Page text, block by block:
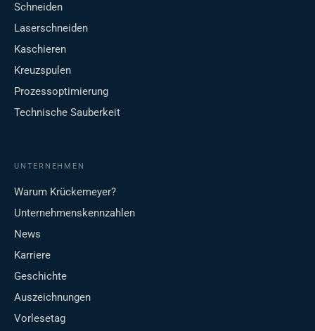
Schneiden
Laserschneiden
Kaschieren
Kreuzspulen
Prozessoptimierung
Technische Sauberkeit
UNTERNEHMEN
Warum Krückemeyer?
Unternehmenskennzahlen
News
Karriere
Geschichte
Auszeichnungen
Vorlesetag